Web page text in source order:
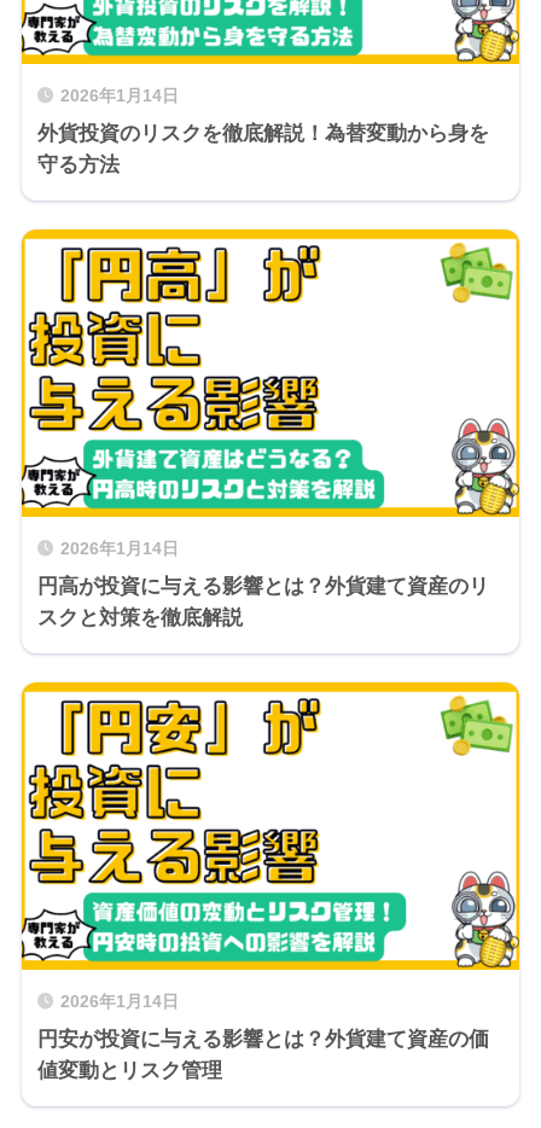
2026年1月14日
外貨投資のリスクを徹底解説！為替変動から身を
守る方法
2026年1月14日
円高が投資に与える影響とは？外貨建て資産のリ
スクと対策を徹底解説
2026年1月14日
円安が投資に与える影響とは？外貨建て資産の価
値変動とリスク管理